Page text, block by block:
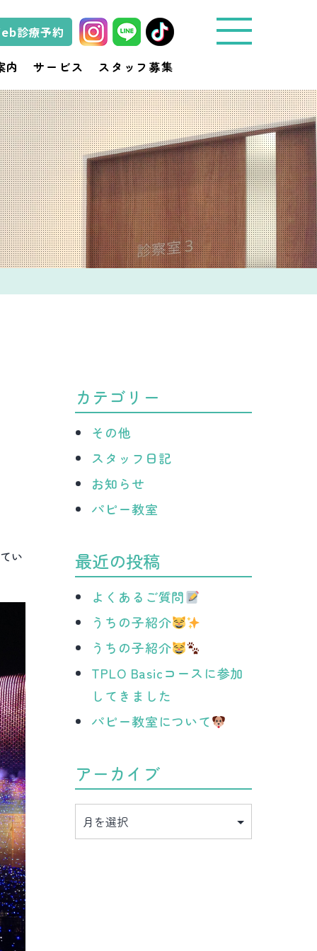
診療予約
内 サービス スタッフ募集
動
物
医
療
セ
ン
タ
ー
き
動
い
カテゴリー
その他
スタッフ日記
お知らせ
パピー教室
最近の投稿
よくあるご質問
うちの子紹介
うちの子紹介
TPLO Basicコースに参加
してきました
パピー教室について
アーカイブ
イ